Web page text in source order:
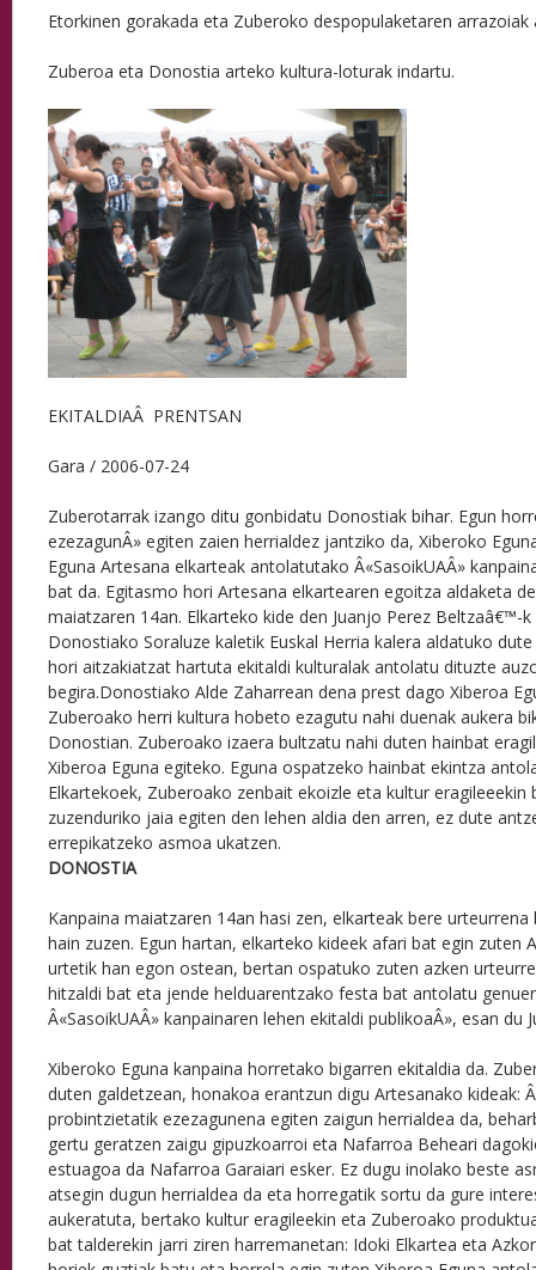
Etorkinen gorakada eta Zuberoko despopulaketaren arrazoiak
Zuberoa eta Donostia arteko kultura-loturak indartu.
EKITALDIAÂ PRENTSAN
Gara / 2006-07-24
Zuberotarrak izango ditu gonbidatu Donostiak bihar. Egun
ezezagunÂ» egiten zaien herrialdez jantziko da, Xiberoko
Eguna Artesana elkarteak antolatutako Â«SasoikUAÂ»
bat da. Egitasmo hori Artesana elkartearen egoitza aldaketa
maiatzaren 14an. Elkarteko kide den Juanjo Perez Beltzaâ€™-
Donostiako Soraluze kaletik Euskal Herria kalera aldatuko
hori aitzakiatzat hartuta ekitaldi kulturalak antolatu dituzte
begira.Donostiako Alde Zaharrean dena prest dago Xiberoa
Zuberoako herri kultura hobeto ezagutu nahi duenak aukera
Donostian. Zuberoako izaera bultzatu nahi duten hainbat
Xiberoa Eguna egiteko. Eguna ospatzeko hainbat ekintza
Elkartekoek, Zuberoako zenbait ekoizle eta kultur eragileeekin
zuzenduriko jaia egiten den lehen aldia den arren, ez dute
errepikatzeko asmoa ukatzen.
DONOSTIA
Kanpaina maiatzaren 14an hasi zen, elkarteak bere
hain zuzen. Egun hartan, elkarteko kideek afari bat egin zuten
urtetik han egon ostean, bertan ospatuko zuten azken
hitzaldi bat eta jende helduarentzako festa bat antolatu
Â«SasoikUAÂ» kanpainaren lehen ekitaldi publikoaÂ», esan du
Xiberoko Eguna kanpaina horretako bigarren ekitaldia da.
duten galdetzean, honakoa erantzun digu Artesanako kideak:
probintzietatik ezezagunena egiten zaigun herrialdea da,
gertu geratzen zaigu gipuzkoarroi eta Nafarroa Beheari
estuagoa da Nafarroa Garaiari esker. Ez dugu inolako beste
atsegin dugun herrialdea da eta horregatik sortu da gure
aukeratuta, bertako kultur eragileekin eta Zuberoako
bat talderekin jarri ziren harremanetan: Idoki Elkartea eta